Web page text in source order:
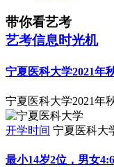
带你看艺考
艺考信息时光机
宁夏医科大学2021年
宁夏医科大学2021年
开学时间 宁夏医科大
最小14岁2位，男女